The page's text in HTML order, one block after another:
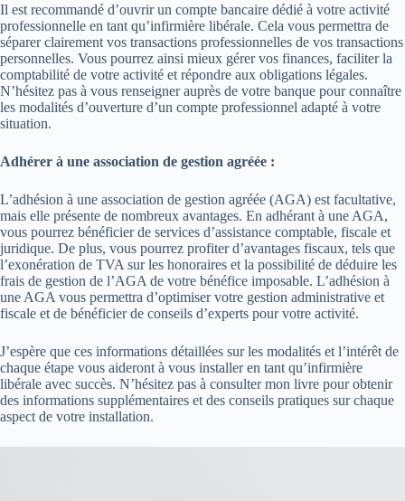
Il est recommandé d’ouvrir un compte bancaire dédié à votre activité
professionnelle en tant qu’infirmière libérale. Cela vous permettra de
séparer clairement vos transactions professionnelles de vos transactions
personnelles. Vous pourrez ainsi mieux gérer vos finances, faciliter la
comptabilité de votre activité et répondre aux obligations légales.
N’hésitez pas à vous renseigner auprès de votre banque pour connaître
les modalités d’ouverture d’un compte professionnel adapté à votre
situation.
Adhérer à une association de gestion agréée :
L’adhésion à une association de gestion agréée (AGA) est facultative,
mais elle présente de nombreux avantages. En adhérant à une AGA,
vous pourrez bénéficier de services d’assistance comptable, fiscale et
juridique. De plus, vous pourrez profiter d’avantages fiscaux, tels que
l’exonération de TVA sur les honoraires et la possibilité de déduire les
frais de gestion de l’AGA de votre bénéfice imposable. L’adhésion à
une AGA vous permettra d’optimiser votre gestion administrative et
fiscale et de bénéficier de conseils d’experts pour votre activité.
J’espère que ces informations détaillées sur les modalités et l’intérêt de
chaque étape vous aideront à vous installer en tant qu’infirmière
libérale avec succès. N’hésitez pas à consulter mon livre pour obtenir
des informations supplémentaires et des conseils pratiques sur chaque
aspect de votre installation.